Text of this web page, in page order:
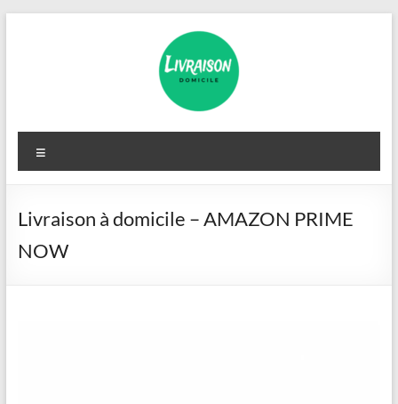
Livraison
Domicile
Livraison à domicile – AMAZON PRIME
NOW